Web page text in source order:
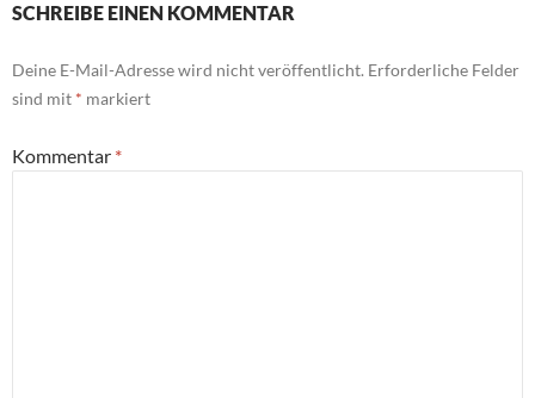
SCHREIBE EINEN KOMMENTAR
Deine E-Mail-Adresse wird nicht veröffentlicht. Erforderliche Felder
sind mit * markiert
Kommentar *